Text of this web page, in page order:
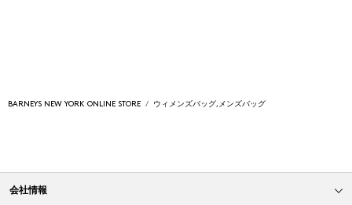
BARNEYS NEW YORK ONLINE STORE ウィメンズバッグ,メンズバッグ
会社情報